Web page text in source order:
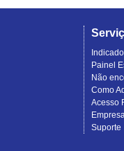
Painel
Não
Como
Acesso
Suporte